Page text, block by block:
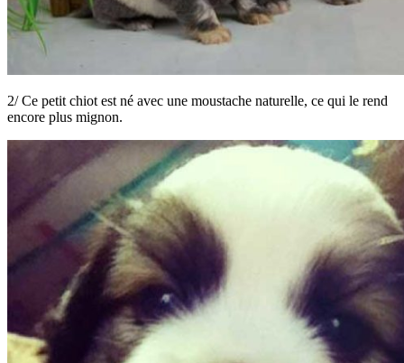
2/ Ce petit chiot est né avec une moustache naturelle, ce qui le rend
encore plus mignon.